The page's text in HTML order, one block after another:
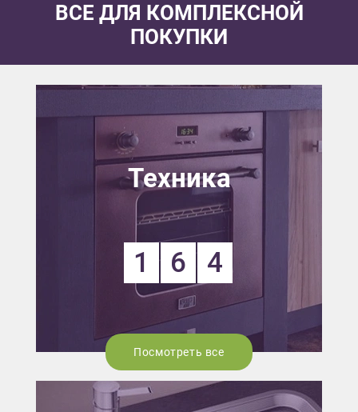
ВСЕ ДЛЯ КОМПЛЕКСНОЙ
ПОКУПКИ
Техника
1 6 4
Посмотреть все